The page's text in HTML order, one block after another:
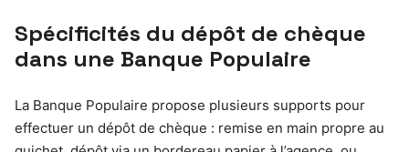
Spécificités du dépôt de chèque
dans une Banque Populaire
La Banque Populaire propose plusieurs supports pour
effectuer un dépôt de chèque : remise en main propre au